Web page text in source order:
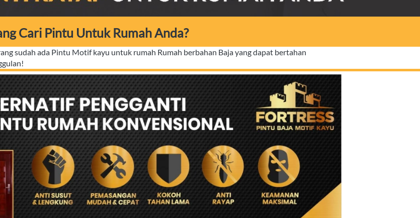
Cari Pintu Untuk Rumah Anda?
sudah ada Pintu Motif kayu untuk rumah Rumah berbahan Baja yang dapat bertahan